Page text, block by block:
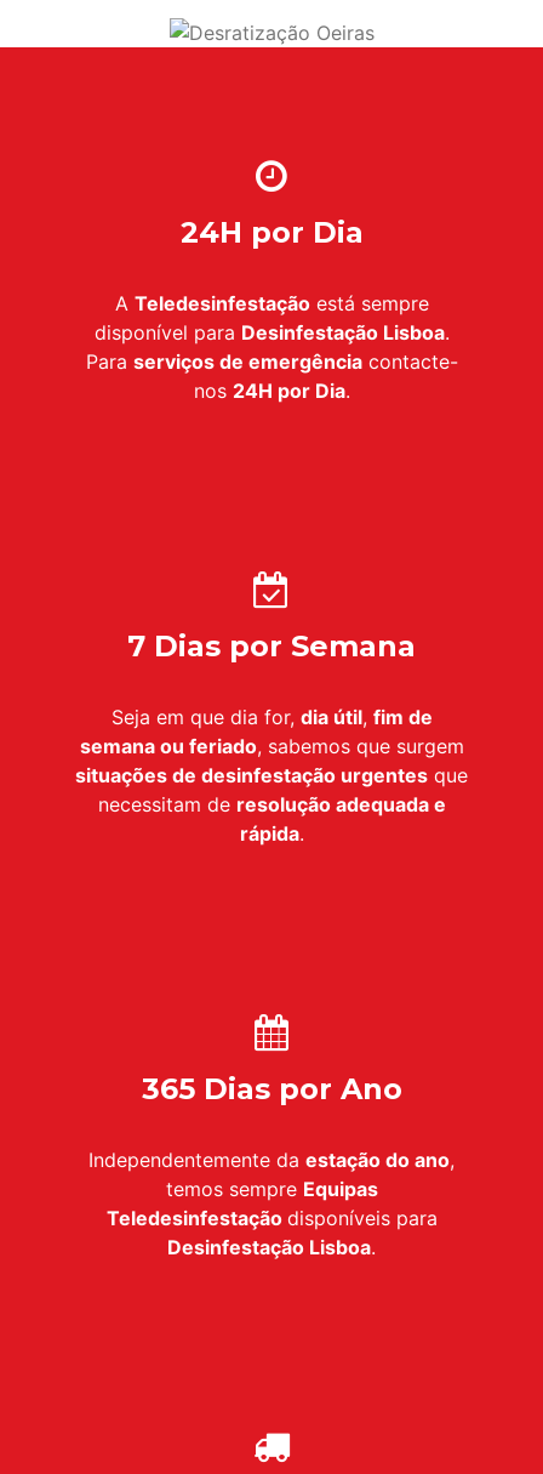
24H por Dia
A Teledesinfestaçãoestá sempre
disponível para Desinfestação Lisboa.
Para serviços de emergênciacontacte-
nos 24H por Dia.
7 Dias por Semana
Seja em que dia for, dia útil, fim de
semana ou feriado, sabemos que surgem
situações de desinfestação urgentes que
necessitam de resolução adequada e
rápida.
365 Dias por Ano
Independentemente da estação do ano,
temos sempre Equipas
Teledesinfestação disponíveis para
Desinfestação Lisboa.